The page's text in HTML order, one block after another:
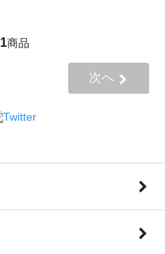
1商品
次へ